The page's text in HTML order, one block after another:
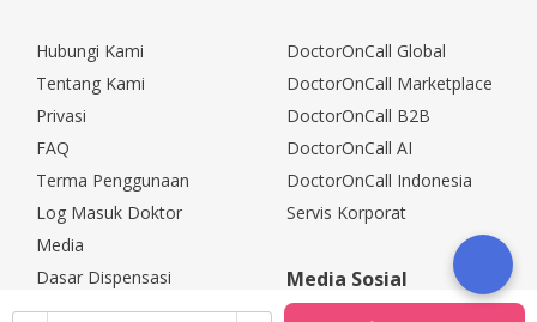
Hubungi Kami
Tentang Kami
Privasi
FAQ
Terma Penggunaan
Log Masuk Doktor
Media
Dasar Dispensasi
Kerjaya
DoctorOnCall Global
DoctorOnCall Marketplace
DoctorOnCall B2B
DoctorOnCall AI
DoctorOnCall Indonesia
Servis Korporat
Media Sosial